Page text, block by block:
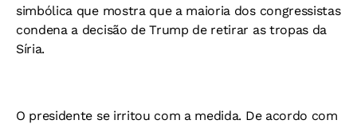
simbólica que mostra que a maioria dos congressistas
condena a decisão de Trump de retirar as tropas da
Síria.
O presidente se irritou com a medida. De acordo com